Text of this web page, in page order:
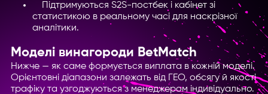
Підтримуються S2S-постбек і кабінет зі
статистикою в реальному часі для наскрізної
аналітики.
Моделі винагороди BetMatch
Нижче — як саме формується виплата в кожній моделі.
Орієнтовні діапазони залежать від ГЕО, обсягу й якості
трафіку та узгоджуються з менеджером індивідуально.